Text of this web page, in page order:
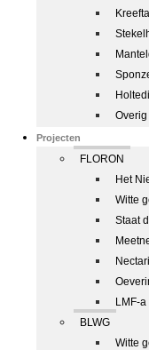
Projecten
FLORON
Het
Witte
Staat
LMF-
BLWG
Witte